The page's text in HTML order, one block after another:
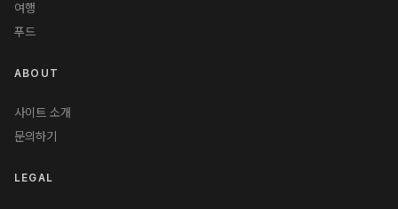
여행
푸드
ABOUT
사이트 소개
문의하기
LEGAL